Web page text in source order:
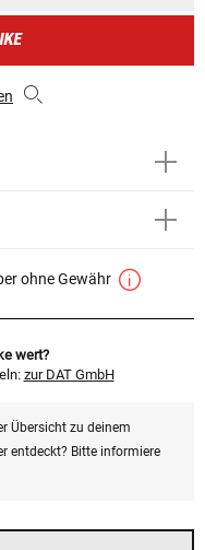
ohne Gewähr
wert?
zur DAT GmbH
Übersicht zu deinem
entdeckt? Bitte informiere